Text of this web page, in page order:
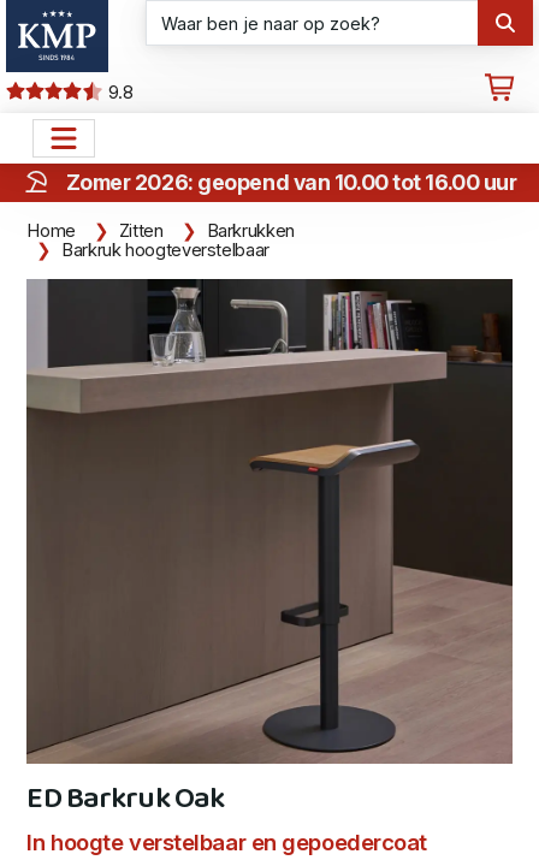
9.8
Zomer 2026: geopend van 10.00 tot 16.00 uur
Home Zitten
Barkrukken
Barkruk hoogteverstelbaar
ED Barkruk Oak
In hoogte verstelbaar en gepoedercoat